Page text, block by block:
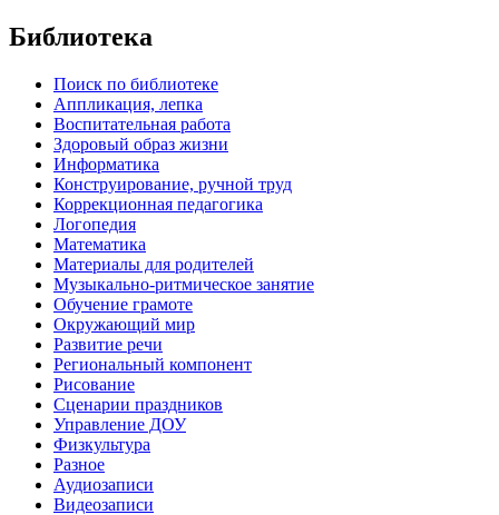
Библиотека
Поиск по библиотеке
Аппликация, лепка
Воспитательная работа
Здоровый образ жизни
Информатика
Конструирование, ручной труд
Коррекционная педагогика
Логопедия
Математика
Материалы для родителей
Музыкально-ритмическое занятие
Обучение грамоте
Окружающий мир
Развитие речи
Региональный компонент
Рисование
Сценарии праздников
Управление ДОУ
Физкультура
Разное
Аудиозаписи
Видеозаписи